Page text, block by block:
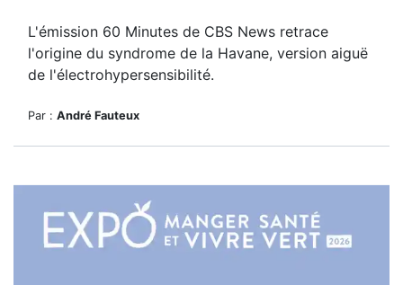
L'émission 60 Minutes de CBS News retrace
l'origine du syndrome de la Havane, version aiguë
de l'électrohypersensibilité.
Par : André Fauteux